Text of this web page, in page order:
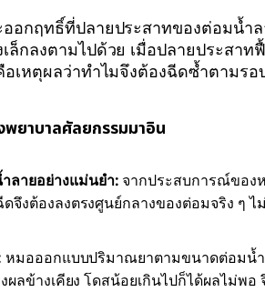
อกฤทธิ์ที่ปลายประสาทของต่อมน้ำล
ล็กลงตามไปด้วย เมื่อปลายประสา
อเหตุผลว่าทำไมจึงต้องฉีดซ้ำตามรอ
พยาบาลศัลยกรรมมาอิน
ลายอย่างแม่นยำ: จากประสบการณ์ของ
จึงต้องลงตรงศูนย์กลางของต่อมจริง ๆ ไ
หมอออกแบบปริมาณยาตามขนาดต่อมน้ำ
ผลข้างเคียง โดสน้อยเกินไปก็ได้ผลไม่พอ